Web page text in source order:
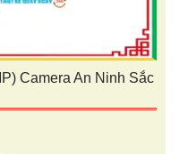
Camera An Ninh Sắc